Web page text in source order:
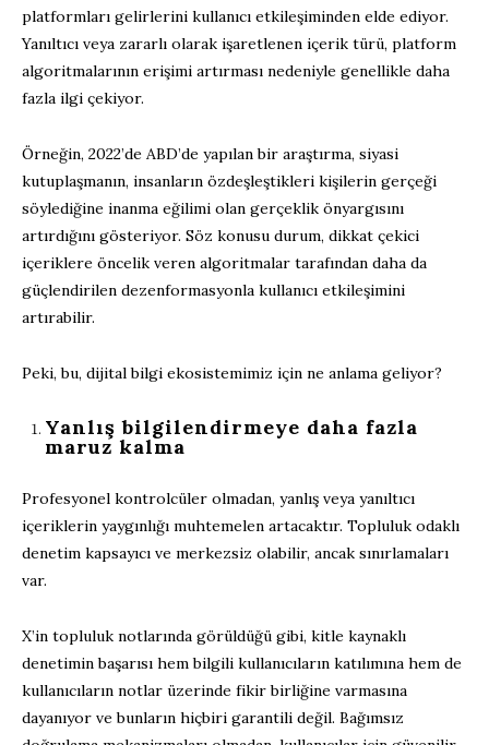
platformları gelirlerini kullanıcı etkileşiminden elde ediyor.
Yanıltıcı veya zararlı olarak işaretlenen içerik türü, platform
algoritmalarının erişimi artırması nedeniyle genellikle daha
fazla ilgi çekiyor.
Örneğin, 2022’de ABD’de yapılan bir araştırma, siyasi
kutuplaşmanın, insanların özdeşleştikleri kişilerin gerçeği
söylediğine inanma eğilimi olan gerçeklik önyargısını
artırdığını gösteriyor. Söz konusu durum, dikkat çekici
içeriklere öncelik veren algoritmalar tarafından daha da
güçlendirilen dezenformasyonla kullanıcı etkileşimini
artırabilir.
Peki, bu, dijital bilgi ekosistemimiz için ne anlama geliyor?
Yanlış bilgilendirmeye daha fazla
maruz kalma
Profesyonel kontrolcüler olmadan, yanlış veya yanıltıcı
içeriklerin yaygınlığı muhtemelen artacaktır. Topluluk odaklı
denetim kapsayıcı ve merkezsiz olabilir, ancak sınırlamaları
var.
X’in topluluk notlarında görüldüğü gibi, kitle kaynaklı
denetimin başarısı hem bilgili kullanıcıların katılımına hem de
kullanıcıların notlar üzerinde fikir birliğine varmasına
dayanıyor ve bunların hiçbiri garantili değil. Bağımsız